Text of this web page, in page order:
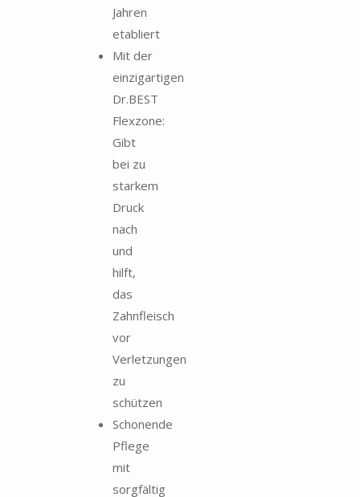
Jahren
etabliert
Mit der
einzigartigen
Dr.BEST
Flexzone:
Gibt
bei zu
starkem
Druck
nach
und
hilft,
das
Zahnfleisch
vor
Verletzungen
zu
schützen
Schonende
Pflege
mit
sorgfältig